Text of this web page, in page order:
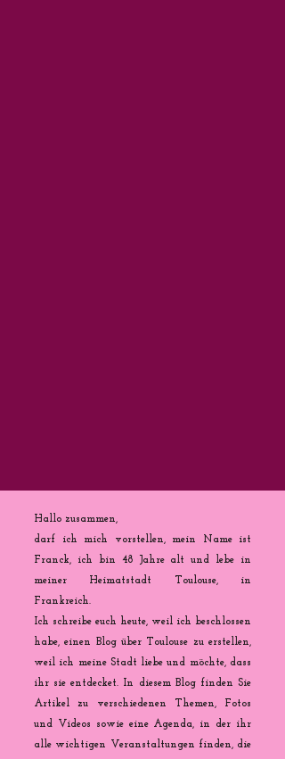
Hallo zusammen,
darf ich mich vorstellen, mein Name ist
Franck, ich bin 48 Jahre alt und lebe in
meiner Heimatstadt Toulouse, in
Frankreich.
Ich schreibe euch heute, weil ich beschlossen
habe, einen Blog über Toulouse zu erstellen,
weil ich meine Stadt liebe und möchte, dass
ihr sie entdecket. In diesem Blog finden Sie
Artikel zu verschiedenen Themen, Fotos
und Videos sowie eine Agenda, in der ihr
alle wichtigen Veranstaltungen finden, die